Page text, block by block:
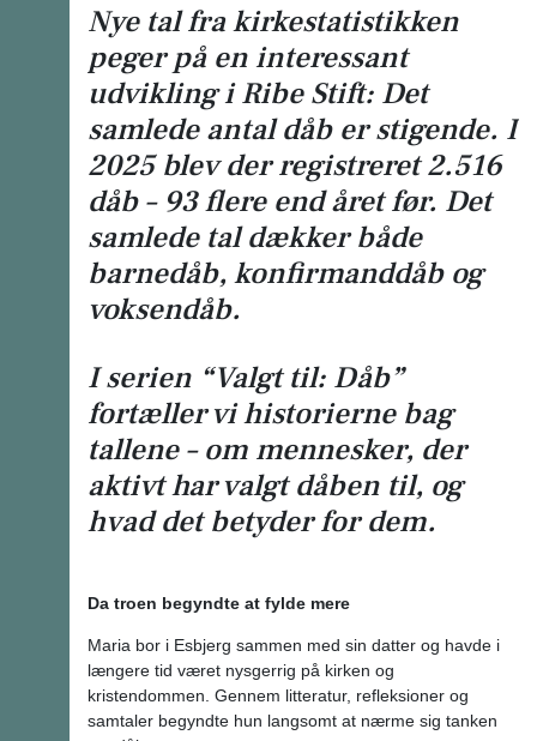
Nye tal fra kirkestatistikken
peger på en interessant
udvikling i Ribe Stift: Det
samlede antal dåb er stigende. I
2025 blev der registreret 2.516
dåb – 93 flere end året før. Det
samlede tal dækker både
barnedåb, konfirmanddåb og
voksendåb.
I serien “Valgt til: Dåb”
fortæller vi historierne bag
tallene – om mennesker, der
aktivt har valgt dåben til, og
hvad det betyder for dem.
Da troen begyndte at fylde mere
Maria bor i Esbjerg sammen med sin datter og havde i
længere tid været nysgerrig på kirken og
kristendommen. Gennem litteratur, refleksioner og
samtaler begyndte hun langsomt at nærme sig tanken